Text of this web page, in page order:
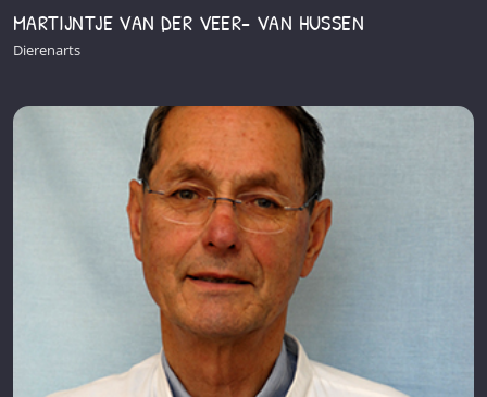
MARTIJNTJE VAN DER VEER- VAN HUSSEN
Dierenarts